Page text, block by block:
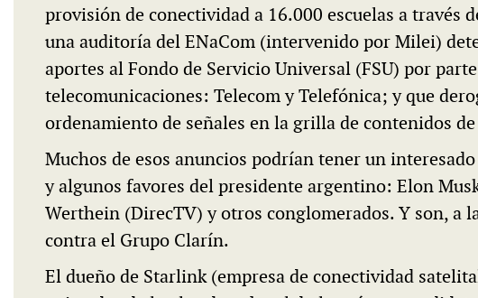
provisión de conectividad a 16.000 escuelas a través
una auditoría del ENaCom (intervenido por Milei)
aportes al Fondo de Servicio Universal (FSU) por
telecomunicaciones: Telecom y Telefónica; y que
ordenamiento de señales en la grilla de contenidos
Muchos de esos anuncios podrían tener un
y algunos favores del presidente argentino: Elon
Werthein (DirecTV) y otros conglomerados. Y son, a
contra el Grupo Clarín.
El dueño de Starlink (empresa de conectividad